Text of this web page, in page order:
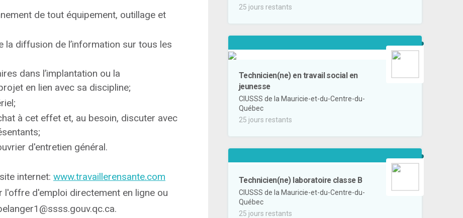
de tout équipement, outillage et
la diffusion de l’information sur tous les
dans l’implantation ou la
en lien avec sa discipline;
à cet effet et, au besoin, discuter avec
d'entretien général.
internet: www.travaillerensante.com
d'emploi directement en ligne ou
25 jours restants
Technicien(ne) en travail social en
jeunesse
CIUSSS de la Mauricie-et-du-Centre-du-
Québec
25 jours restants
Technicien(ne) laboratoire classe B
CIUSSS de la Mauricie-et-du-Centre-du-
Québec
25 jours restants